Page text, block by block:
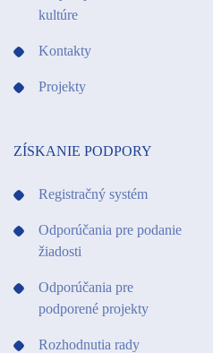
kultúre
Kontakty
Projekty
ZÍSKANIE PODPORY
Registračný systém
Odporúčania pre podanie
žiadosti
Odporúčania pre
podporené projekty
Rozhodnutia rady